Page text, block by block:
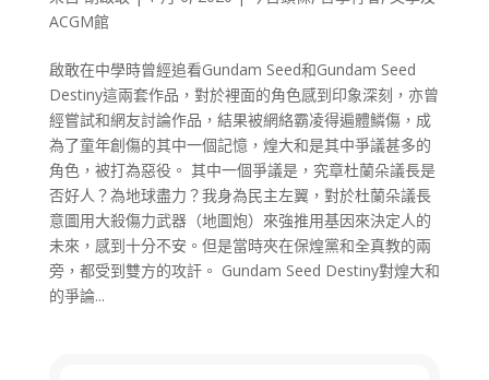
ACGM館
啟敢在中學時曾經追看Gundam Seed和Gundam Seed
Destiny這兩套作品，對於裡面的角色感到印象深刻，亦曾
經嘗試和網友討論作品，結果被網絡霸凌得遍體鱗傷，成
為了童年創傷的其中一個記憶，煌大和是其中爭議甚多的
角色，被打為惡役。 其中一個爭議是，究章杜蘭朵議長是
否好人？為地球盡力？我身為民主左翼，對於杜蘭朵議長
意圖用大殺傷力武器（地圖炮）來強推用基因來決定人的
未來，感到十分不安。但是當時夾在保煌黨和全真教的兩
旁，都受到雙方的攻訐。 Gundam Seed Destiny對煌大和
的爭論...